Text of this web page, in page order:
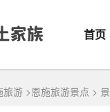
首页
旅游 >恩施旅游景点 >